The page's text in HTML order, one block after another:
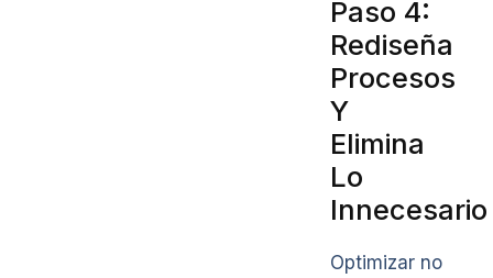
Paso 4:
Rediseña
Procesos
Y
Elimina
Lo
Innecesario
Optimizar no